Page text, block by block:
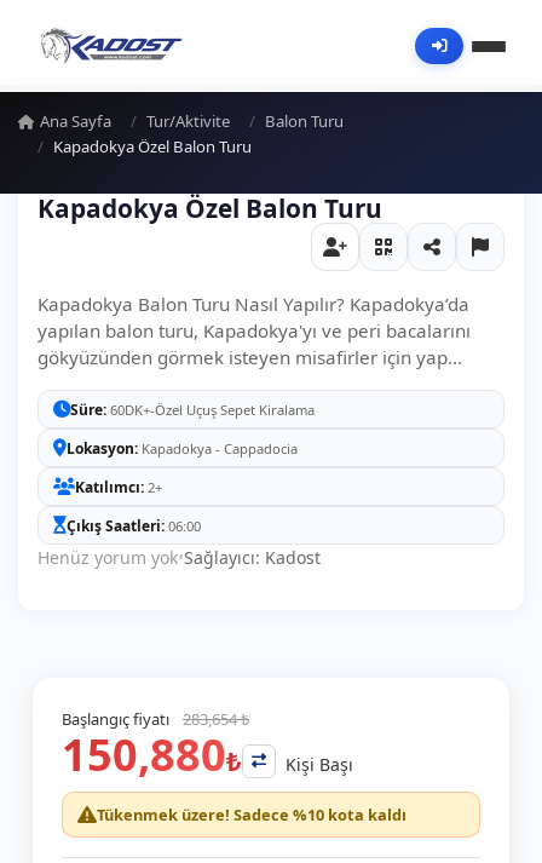
Ana Sayfa Tur/Aktivite
Balon Turu
Kapadokya Özel Balon Turu
Kapadokya Özel Balon Turu
Kapadokya Balon Turu Nasıl Yapılır? Kapadokya’da
yapılan balon turu, Kapadokya'yı ve peri bacalarını
gökyüzünden görmek isteyen misafirler için yap...
Süre 60DK+-Özel Uçuş Sepet Kiralama
Lokasyon Kapadokya - Cappadocia
Katılımcı 2+
Çıkış Saatleri 06:00
Henüz yorum yok•Sağlayıcı: Kadost
Başlangıç fiyatı 283,654 ₺
150,880₺ Kişi Başı
Tükenmek üzere! Sadece %10 kota kaldı